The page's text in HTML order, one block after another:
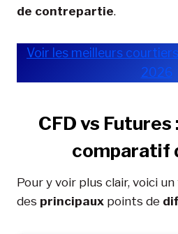
de contrepartie.
Voir les meilleurs
2026
CFD vs Futures
comparatif
Pour y voir plus clair, voici
des principaux points de